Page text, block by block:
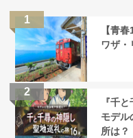
【青
ワザ・
『千
モデル
所は？